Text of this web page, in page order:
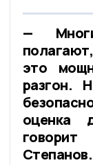
—
это
разгон.
оценка
Степанов.